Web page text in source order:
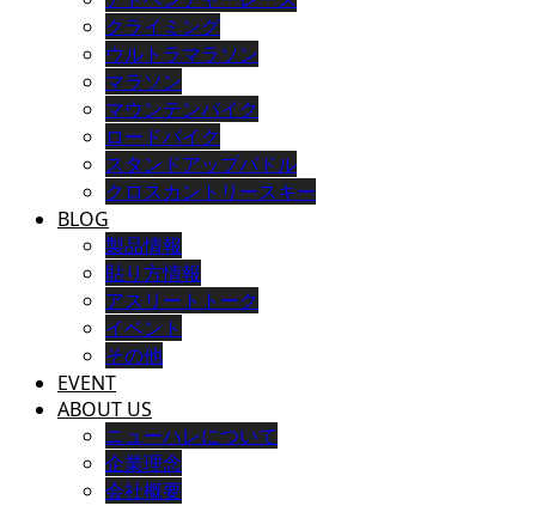
クライミング
ウルトラマラソン
マラソン
マウンテンバイク
ロードバイク
スタンドアップパドル
クロスカントリースキー
BLOG
製品情報
貼り方情報
アスリートトーク
イベント
その他
EVENT
ABOUT US
ニューハレについて
企業理念
会社概要